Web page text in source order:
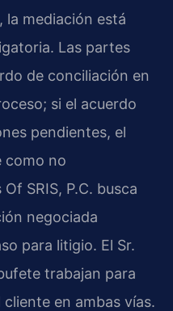
la mediación está
Las partes
de conciliación en
si el acuerdo
pendientes, el
como no
SRIS, P.C. busca
negociada
para litigio. El Sr.
trabajan para
en ambas vías.